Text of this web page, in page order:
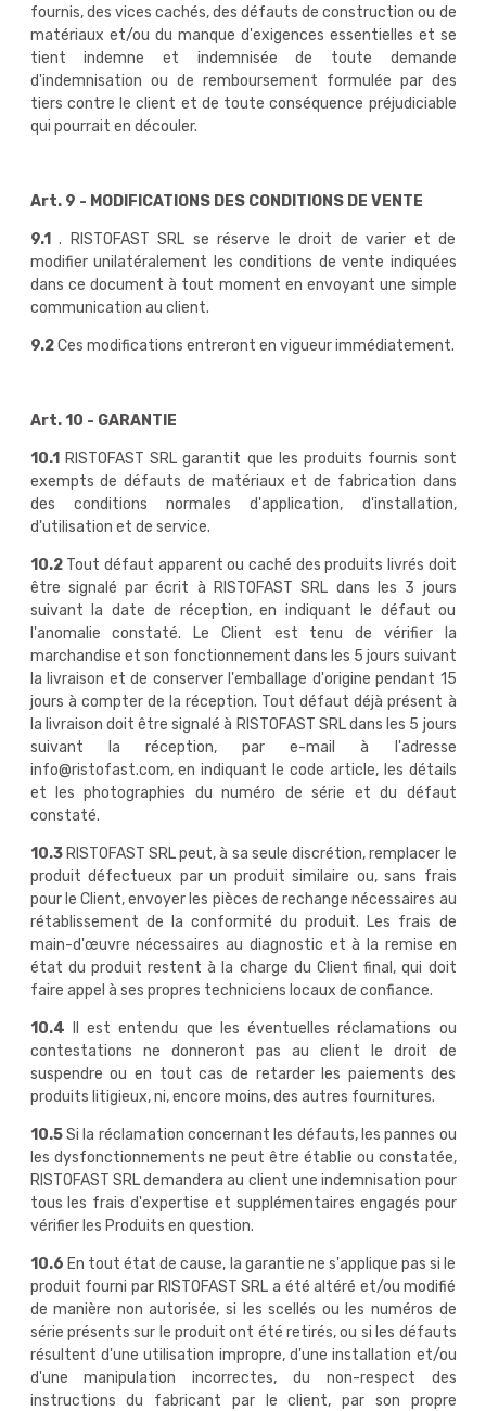
fournis, des vices cachés, des défauts de construction ou de
matériaux et/ou du manque d'exigences essentielles et se
tient indemne et indemnisée de toute demande
d'indemnisation ou de remboursement formulée par des
tiers contre le client et de toute conséquence préjudiciable
qui pourrait en découler.
Art. 9 - MODIFICATIONS DES CONDITIONS DE VENTE
9.1 . RISTOFAST SRL se réserve le droit de varier et de
modifier unilatéralement les conditions de vente indiquées
dans ce document à tout moment en envoyant une simple
communication au client.
9.2Ces modifications entreront en vigueur immédiatement.
Art. 10 - GARANTIE
10.1 RISTOFAST SRL garantit que les produits fournis sont
exempts de défauts de matériaux et de fabrication dans
des conditions normales d'application, d'installation,
d'utilisation et de service.
10.2Tout défaut apparent ou caché des produits livrés doit
être signalé par écrit à RISTOFAST SRL dans les 3 jours
suivant la date de réception, en indiquant le défaut ou
l'anomalie constaté. Le Client est tenu de vérifier la
marchandise et son fonctionnement dans les 5 jours suivant
la livraison et de conserver l'emballage d'origine pendant 15
jours à compter de la réception. Tout défaut déjà présent à
la livraison doit être signalé à RISTOFAST SRL dans les 5 jours
suivant la réception, par e-mail à l'adresse
info@ristofast.com, en indiquant le code article, les détails
et les photographies du numéro de série et du défaut
constaté.
10.3RISTOFAST SRL peut, à sa seule discrétion, remplacer le
produit défectueux par un produit similaire ou, sans frais
pour le Client, envoyer les pièces de rechange nécessaires au
rétablissement de la conformité du produit. Les frais de
main-d'œuvre nécessaires au diagnostic et à la remise en
état du produit restent à la charge du Client final, qui doit
faire appel à ses propres techniciens locaux de confiance.
10.4 Il est entendu que les éventuelles réclamations ou
contestations ne donneront pas au client le droit de
suspendre ou en tout cas de retarder les paiements des
produits litigieux, ni, encore moins, des autres fournitures.
10.5Si la réclamation concernant les défauts, les pannes ou
les dysfonctionnements ne peut être établie ou constatée,
RISTOFAST SRL demandera au client une indemnisation pour
tous les frais d'expertise et supplémentaires engagés pour
vérifier les Produits en question.
10.6 En tout état de cause, la garantie ne s'applique pas si le
produit fourni par RISTOFAST SRL a été altéré et/ou modifié
de manière non autorisée, si les scellés ou les numéros de
série présents sur le produit ont été retirés, ou si les défauts
résultent d'une utilisation impropre, d'une installation et/ou
d'une manipulation incorrectes, du non-respect des
instructions du fabricant par le client, par son propre